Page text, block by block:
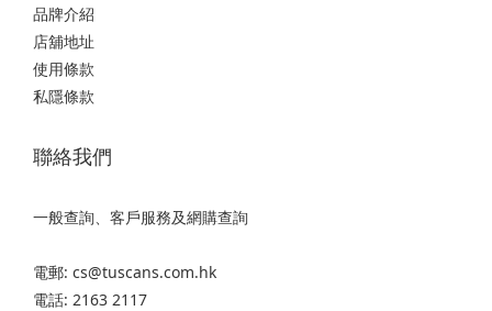
品牌介紹
店舖地址
使用條款
私隱條款
聯絡我們
一般查詢、客戶服務及網購查詢
電郵: cs@tuscans.com.hk
電話: 2163 2117